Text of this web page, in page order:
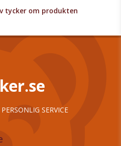
tycker om produkten
PERSONLIG SERVICE